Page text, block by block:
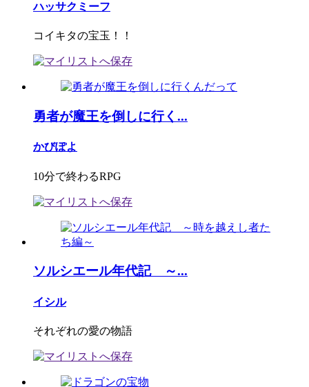
ハッサクミーフ
コイキタの宝玉！！
勇者が魔王を倒しに行く...
かびぽよ
10分で終わるRPG
ソルシエール年代記 ～...
イシル
それぞれの愛の物語